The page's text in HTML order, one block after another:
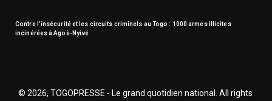
Contre l’insécurité et les circuits criminels au Togo : 1000 armes illicites
incinérées à Agoè-Nyivé
© 2026, TOGOPRESSE - Le grand quotidien national. All rights